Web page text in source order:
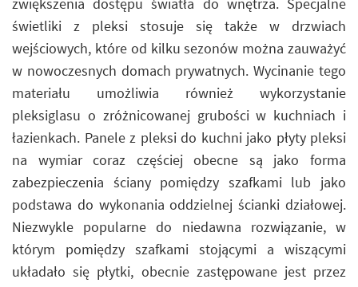
świetliki z pleksi stosuje się także w drzwiach
wejściowych, które od kilku sezonów można zauważyć
w nowoczesnych domach prywatnych. Wycinanie tego
materiału umożliwia również wykorzystanie
pleksiglasu o zróżnicowanej grubości w kuchniach i
łazienkach. Panele z pleksi do kuchni jako płyty pleksi
na wymiar coraz częściej obecne są jako forma
zabezpieczenia ściany pomiędzy szafkami lub jako
podstawa do wykonania oddzielnej ścianki działowej.
Niezwykle popularne do niedawna rozwiązanie, w
którym pomiędzy szafkami stojącymi a wiszącymi
układało się płytki, obecnie zastępowane jest przez